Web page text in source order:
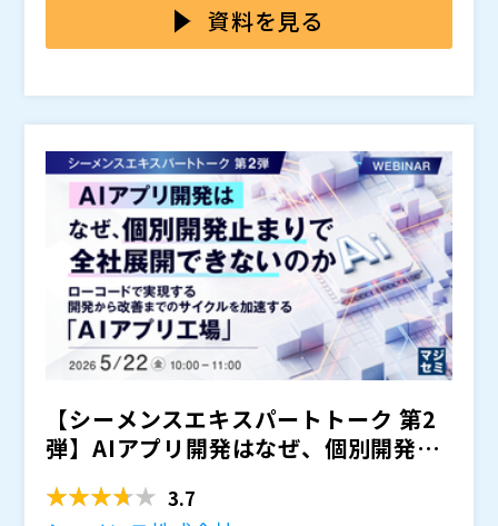
といった声も多く、現場では手動テスト中心の運用から
抜け出せていないケースが少なくありません。結果とし
注の機会損失につながっているのが実情です。
み、顧客の承認を得られないケースが多く見られます。
また、スクリプト作成やメンテナンスが特定スキルを
度がばらつく、手動テスト資産を再利用できない、とい
った課題も重なります。その結果、「自動化したいが提
案できない」「結果として手動テストに留まる」という
構造が常態化しています。
新しいテスト自動化アプローチをご紹介します。手動テ
ストで取得したビデオ証跡からのスクリプト生成に加
更時にテストを自動で適応・修復する自立型の自己修復
機能などにより、従来大きな負担となっていたスクリプ
ト作成・保守工数を大幅に削減します。 これによ
り、自動化の立ち上げを短期間で実現し、見積の現実性
を高めることで、顧客に提案しやすい形へと転換しま
す。さらに、実際のプロジェクトにおける活用シナリオ
やデモを通じて、短期間で高付加価値なテストサービス
を提供し、案件拡大につなげるための具体的な進め方を
解説します。
得られない方 ・スクリプト作成・保守負荷が高く、自
動化が定着していない方 ・手動テスト資産を活かした
効率的な自動化手法を探している方 ・回帰テストの負
荷が高く、案件拡大や品質向上に課題を感じている方
・テスト自動化を差別化サービスとして確立したいSIer
の方
Panaya Japan（）
株式会社オープンソース活用研究所（）
マジセミ株式会社（）
※共催、協賛、協力、講演企業は将来的に追加、削除さ
れる可能性があります。
資料を見る
【シーメンスエキスパートトーク 第2
弾】AIアプリ開発はなぜ、個別開発止
3.7